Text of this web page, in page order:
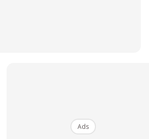
Ads